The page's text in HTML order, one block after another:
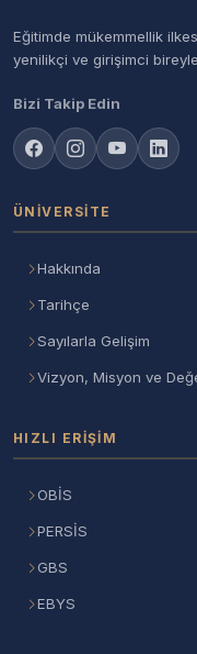
Eğitimde mükemmellik
yenilikçi ve girişimci
Bizi Takip Edin
ÜNIVERSITE
Hakkında
Tarihçe
Sayılarla Gelişim
Vizyon, Misyon ve
HIZLI ERIŞIM
OBİS
PERSİS
GBS
EBYS